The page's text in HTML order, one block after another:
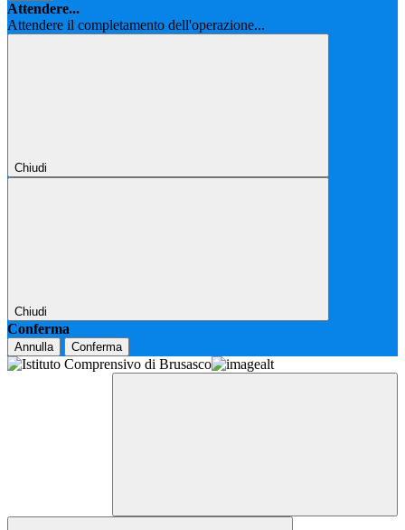
Attendere...
Attendere il completamento dell'operazione...
Chiudi
Chiudi
Conferma
Annulla Conferma